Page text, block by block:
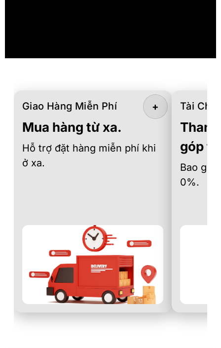
Giao Hàng Miễn Phí
Mua hàng từ xa.
Hỗ trợ đặt hàng miễn phí khi
ở xa.
+ Tài
góp
Bao
0%.